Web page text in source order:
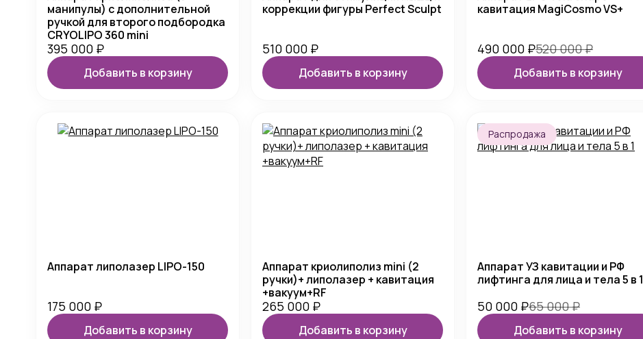
манипулы) с дополнительной
ручкой для второго подбородка
CRYOLIPO 360 mini
395 000 ₽
Добавить в корзину
коррекции фигуры Perfect Sculpt
510 000 ₽
Добавить в корзину
кавитация MagiCosmo VS+
490 000 ₽520 000₽
Добавить в корзину
Аппарат липолазер LIPO-150
175 000 ₽
Добавить в корзину
Аппарат криолиполиз mini (2
ручки)+ липолазер + кавитация
+вакуум+RF
265 000 ₽
Добавить в корзину
Распродажа
Аппарат УЗ кавитации и РФ
лифтинга для лица и тела 5 в 1
50 000 ₽65 000₽
Добавить в корзину